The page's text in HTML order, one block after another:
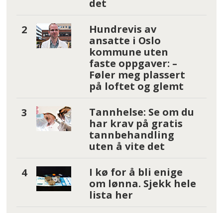
det
Hundrevis av
ansatte i Oslo
kommune uten
faste oppgaver: –
Føler meg plassert
på loftet og glemt
Tannhelse: Se om du
har krav på gratis
tannbehandling
uten å vite det
I kø for å bli enige
om lønna. Sjekk hele
lista her